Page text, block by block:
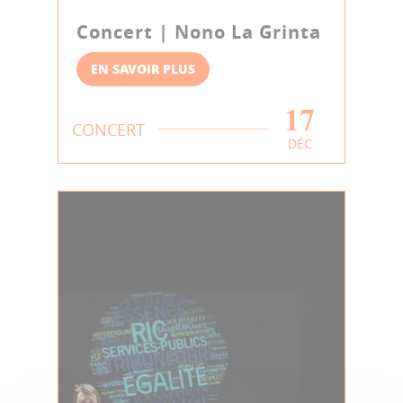
Concert | Nono La Grinta
EN SAVOIR PLUS
CONCERT 17
DÉC